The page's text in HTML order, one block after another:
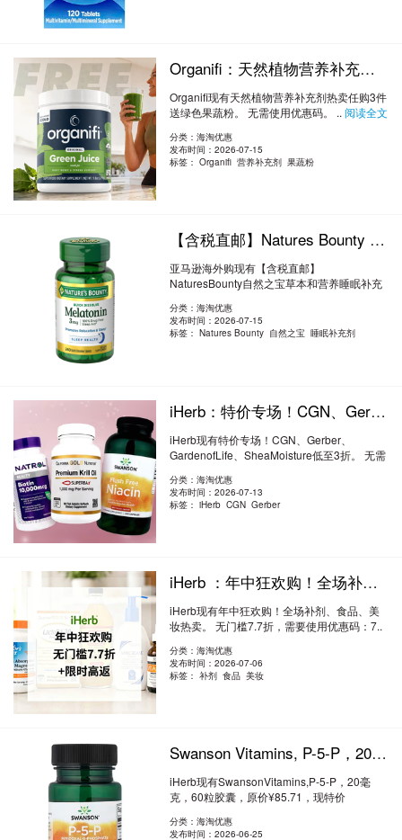
Organifi：天然植物营养补充剂热卖 任购3件送绿色果蔬粉
Organifi现有天然植物营养补充剂热卖任购3件
送绿色果蔬粉。 无需使用优惠码。 ..阅读全文
分类：海淘优惠
发布时间：2026-07-15
标签：Organifi 营养补充剂 果蔬粉
【含税直邮】Natures Bounty 自然之宝 草本和营养睡眠补充剂 240片 到手约￥45.76
亚马逊海外购现有【含税直邮】
NaturesBounty自然之宝草本和营养睡眠补充
分类：海淘优惠
发布时间：2026-07-15
标签：Natures Bounty 自然之宝 睡眠补充剂
iHerb：特价专场！CGN、Gerber、Garden of Life、SheaMoisture 等 低至3折
iHerb现有特价专场！CGN、Gerber、
GardenofLife、SheaMoisture低至3折。 无需
分类：海淘优惠
发布时间：2026-07-13
标签：iHerb CGN Gerber
iHerb ：年中狂欢购！全场补剂、食品、美妆热卖 无门槛7.7折
iHerb现有年中狂欢购！全场补剂、食品、美
妆热卖。 无门槛7.7折，需要使用优惠码：7..
分类：海淘优惠
发布时间：2026-07-06
标签：补剂 食品 美妆
Swanson Vitamins, P-5-P，20 毫克，60 粒胶囊 7.5折 ¥64.28
iHerb现有SwansonVitamins,P-5-P，20毫
克，60粒胶囊，原价¥85.71，现特价
分类：海淘优惠
发布时间：2026-06-25